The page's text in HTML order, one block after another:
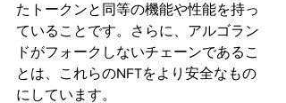
たトークンと同等の機能や性能を持っ
ていることです。さらに、アルゴラン
ドがフォークしないチェーンであるこ
とは、これらのNFTをより安全なもの
にしています。